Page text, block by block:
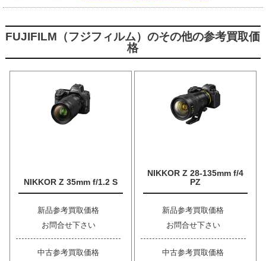
FUJIFILM（フジフィルム）のその他の参考買取価
格
NIKKOR Z 35mm f/1.2 S
新品参考買取価格
お問合せ下さい
中古参考買取価格
NIKKOR Z 28-135mm f/4
PZ
新品参考買取価格
お問合せ下さい
中古参考買取価格